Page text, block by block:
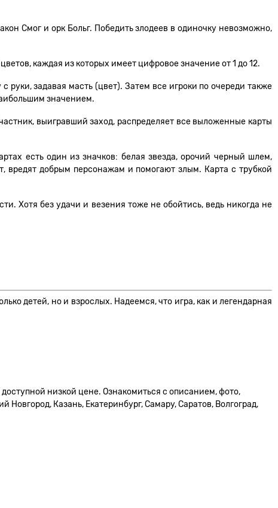
Смог и орк Больг. Победить злодеев в одиночку невозможно,
каждая из которых имеет цифровое значение от 1 до 12.
руки, задавая масть (цвет). Затем все игроки по очереди также
значением.
выигравший заход, распределяет все выложенные карты
есть один из значков: белая звезда, орочий черный шлем,
вредят добрым персонажам и помогают злым. Карта с трубкой
Хотя без удачи и везения тоже не обойтись, ведь никогда не
детей, но и взрослых. Надеемся, что игра, как и легендарная
низкой цене. Ознакомиться с описанием, фото,
Казань, Екатеринбург, Самару, Саратов, Волгоград,